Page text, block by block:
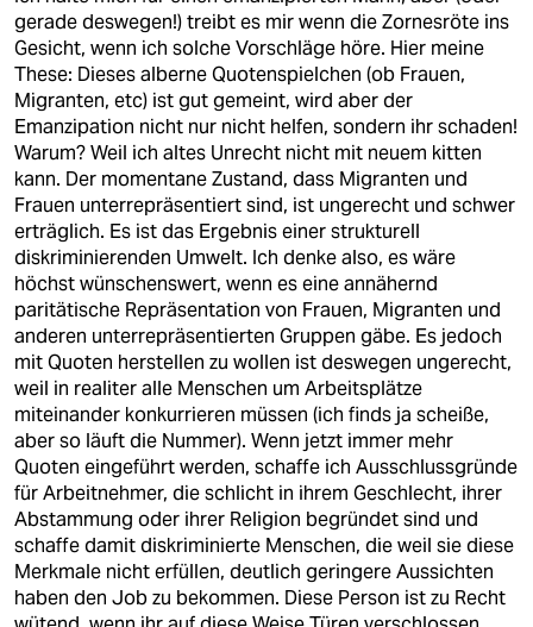
gerade deswegen!) treibt es mir wenn die Zornesröte ins
Gesicht, wenn ich solche Vorschläge höre. Hier meine
These: Dieses alberne Quotenspielchen (ob Frauen,
Migranten, etc) ist gut gemeint, wird aber der
Emanzipation nicht nur nicht helfen, sondern ihr schaden!
Warum? Weil ich altes Unrecht nicht mit neuem kitten
kann. Der momentane Zustand, dass Migranten und
Frauen unterrepräsentiert sind, ist ungerecht und schwer
erträglich. Es ist das Ergebnis einer strukturell
diskriminierenden Umwelt. Ich denke also, es wäre
höchst wünschenswert, wenn es eine annähernd
paritätische Repräsentation von Frauen, Migranten und
anderen unterrepräsentierten Gruppen gäbe. Es jedoch
mit Quoten herstellen zu wollen ist deswegen ungerecht,
weil in realiter alle Menschen um Arbeitsplätze
miteinander konkurrieren müssen (ich finds ja scheiße,
aber so läuft die Nummer). Wenn jetzt immer mehr
Quoten eingeführt werden, schaffe ich Ausschlussgründe
für Arbeitnehmer, die schlicht in ihrem Geschlecht, ihrer
Abstammung oder ihrer Religion begründet sind und
schaffe damit diskriminierte Menschen, die weil sie diese
Merkmale nicht erfüllen, deutlich geringere Aussichten
haben den Job zu bekommen. Diese Person ist zu Recht